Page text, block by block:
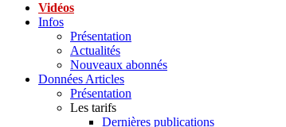
Vidéos
Infos
Présentation
Actualités
Nouveaux abonnés
Données Articles
Présentation
Les tarifs
Dernières publications